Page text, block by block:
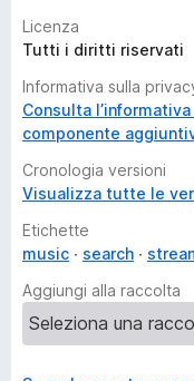
Licenza
Tutti i diritti riservati
Informativa sulla
Consulta
componente
Cronologia versioni
Visualizza tutte le
Etichette
music
search
Aggiungi alla raccolta